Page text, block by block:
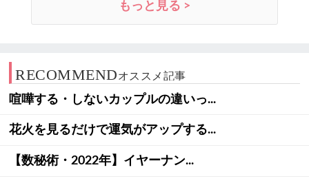
もっと見る >
RECOMMENDオススメ記事
喧嘩する・しないカップルの違いっ...
花火を見るだけで運気がアップする...
【数秘術・2022年】イヤーナン...